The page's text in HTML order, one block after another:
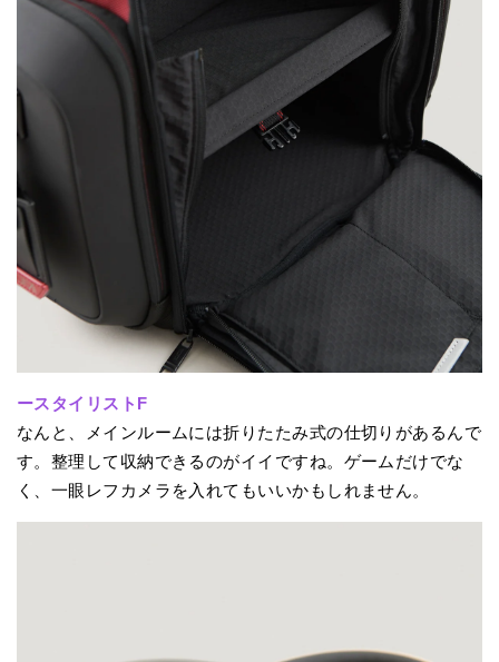
ースタイリストF
なんと、メインルームには折りたたみ式の仕切りがあるんで
す。整理して収納できるのがイイですね。ゲームだけでな
く、一眼レフカメラを入れてもいいかもしれません。